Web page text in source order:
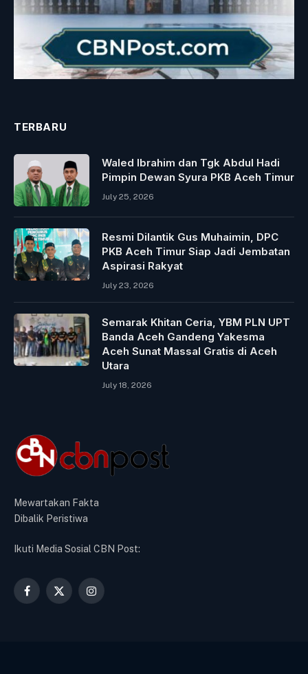
TERBARU
Waled Ibrahim dan Tgk Abdul Hadi
Pimpin Dewan Syura PKB Aceh Timur
July 25, 2026
Resmi Dilantik Gus Muhaimin, DPC
PKB Aceh Timur Siap Jadi Jembatan
Aspirasi Rakyat
July 23, 2026
Semarak Khitan Ceria, YBM PLN UPT
Banda Aceh Gandeng Yakesma
Aceh Sunat Massal Gratis di Aceh
Utara
July 18, 2026
Mewartakan Fakta
Dibalik Peristiwa
Ikuti Media Sosial CBN Post:
Facebook
X
Instagram